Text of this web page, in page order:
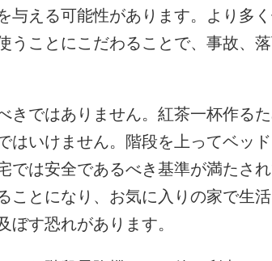
与える可能性があります。より多
うことにこだわることで、事故、
きではありません。紅茶一杯作る
はいけません。階段を上ってベッ
では安全であるべき基準が満たさ
ことになり、お気に入りの家で生
す恐れがあります。